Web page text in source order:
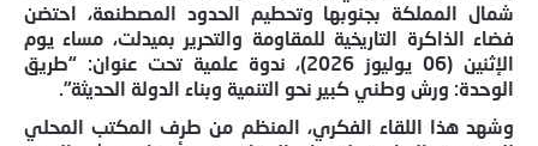
شمال المملكة بجنوبها وتحطيم الحدود المصطنعة، احتضن
فضاء الذاكرة التاريخية للمقاومة والتحرير بميدلت، مساء يوم
الإثنين (06 يوليوز 2026)، ندوة علمية تحت عنوان: “طريق
الوحدة: ورش وطني كبير نحو التنمية وبناء الدولة الحديثة”.
وشهد هذا اللقاء الفكري، المنظم من طرف المكتب المحلي